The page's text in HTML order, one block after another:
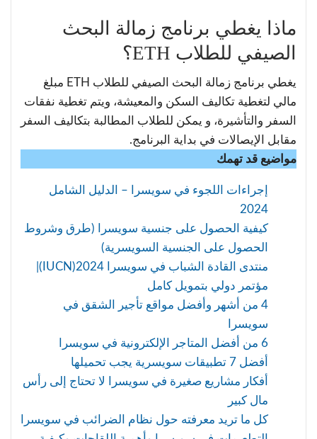
ماذا يغطي برنامج زمالة البحث
الصيفي للطلاب ETH؟
يغطي برنامج زمالة البحث الصيفي للطلاب ETH مبلغ
مالي لتغطية تكاليف السكن والمعيشة، ويتم تغطية نفقات
السفر والتأشيرة، و يمكن للطلاب المطالبة بتكاليف السفر
مقابل الإيصالات في بداية البرنامج.
مواضيع قد تهمك
إجراءات اللجوء في سويسرا – الدليل الشامل
2024
كيفية الحصول على جنسية سويسرا (طرق وشروط
الحصول على الجنسية السويسرية)
منتدى القادة الشباب في سويسرا 2024(IUCN)|
مؤتمر دولي بتمويل كامل
4 من أشهر وأفضل مواقع تأجير الشقق في
سويسرا
6 من أفضل المتاجر الإلكترونية في سويسرا
أفضل 7 تطبيقات سويسرية يجب تحميلها
أفكار مشاريع صغيرة في سويسرا لا تحتاج إلى رأس
مال كبير
كل ما تريد معرفته حول نظام الضرائب في سويسرا